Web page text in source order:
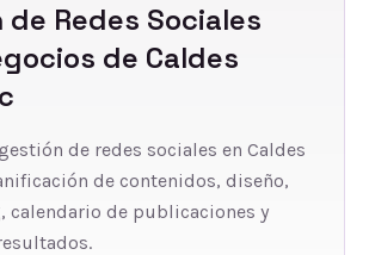
de Redes Sociales
de Caldes
de redes sociales en Caldes
de contenidos, diseño,
calendario de publicaciones y